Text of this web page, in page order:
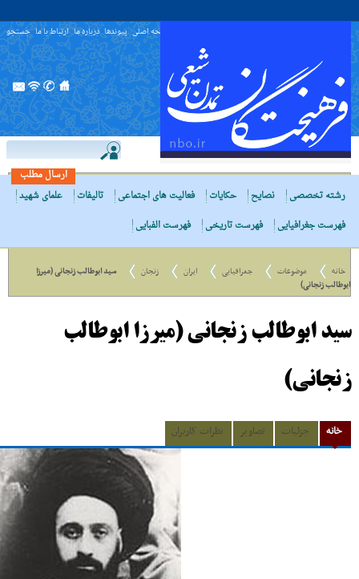
صفحه اصلی پیوندها درباره ما ارتباط با ما جستجو
ارسال مطلب
رشته تخصصی
نصایح حکایات فعالیت های اجتماعی تالیفات
علمای شهید
فهرست جغرافیایی
فهرست تاریخی فهرست الفبایی
خانه موضوعات جغرافیایی ایران زنجان
سید ابوطالب زنجانی (میرزا
ابوطالب زنجانی)
سید ابوطالب زنجانی (میرزا ابوطالب
زنجانی)
خانه جزئیات تصاویر نظرات کاربران